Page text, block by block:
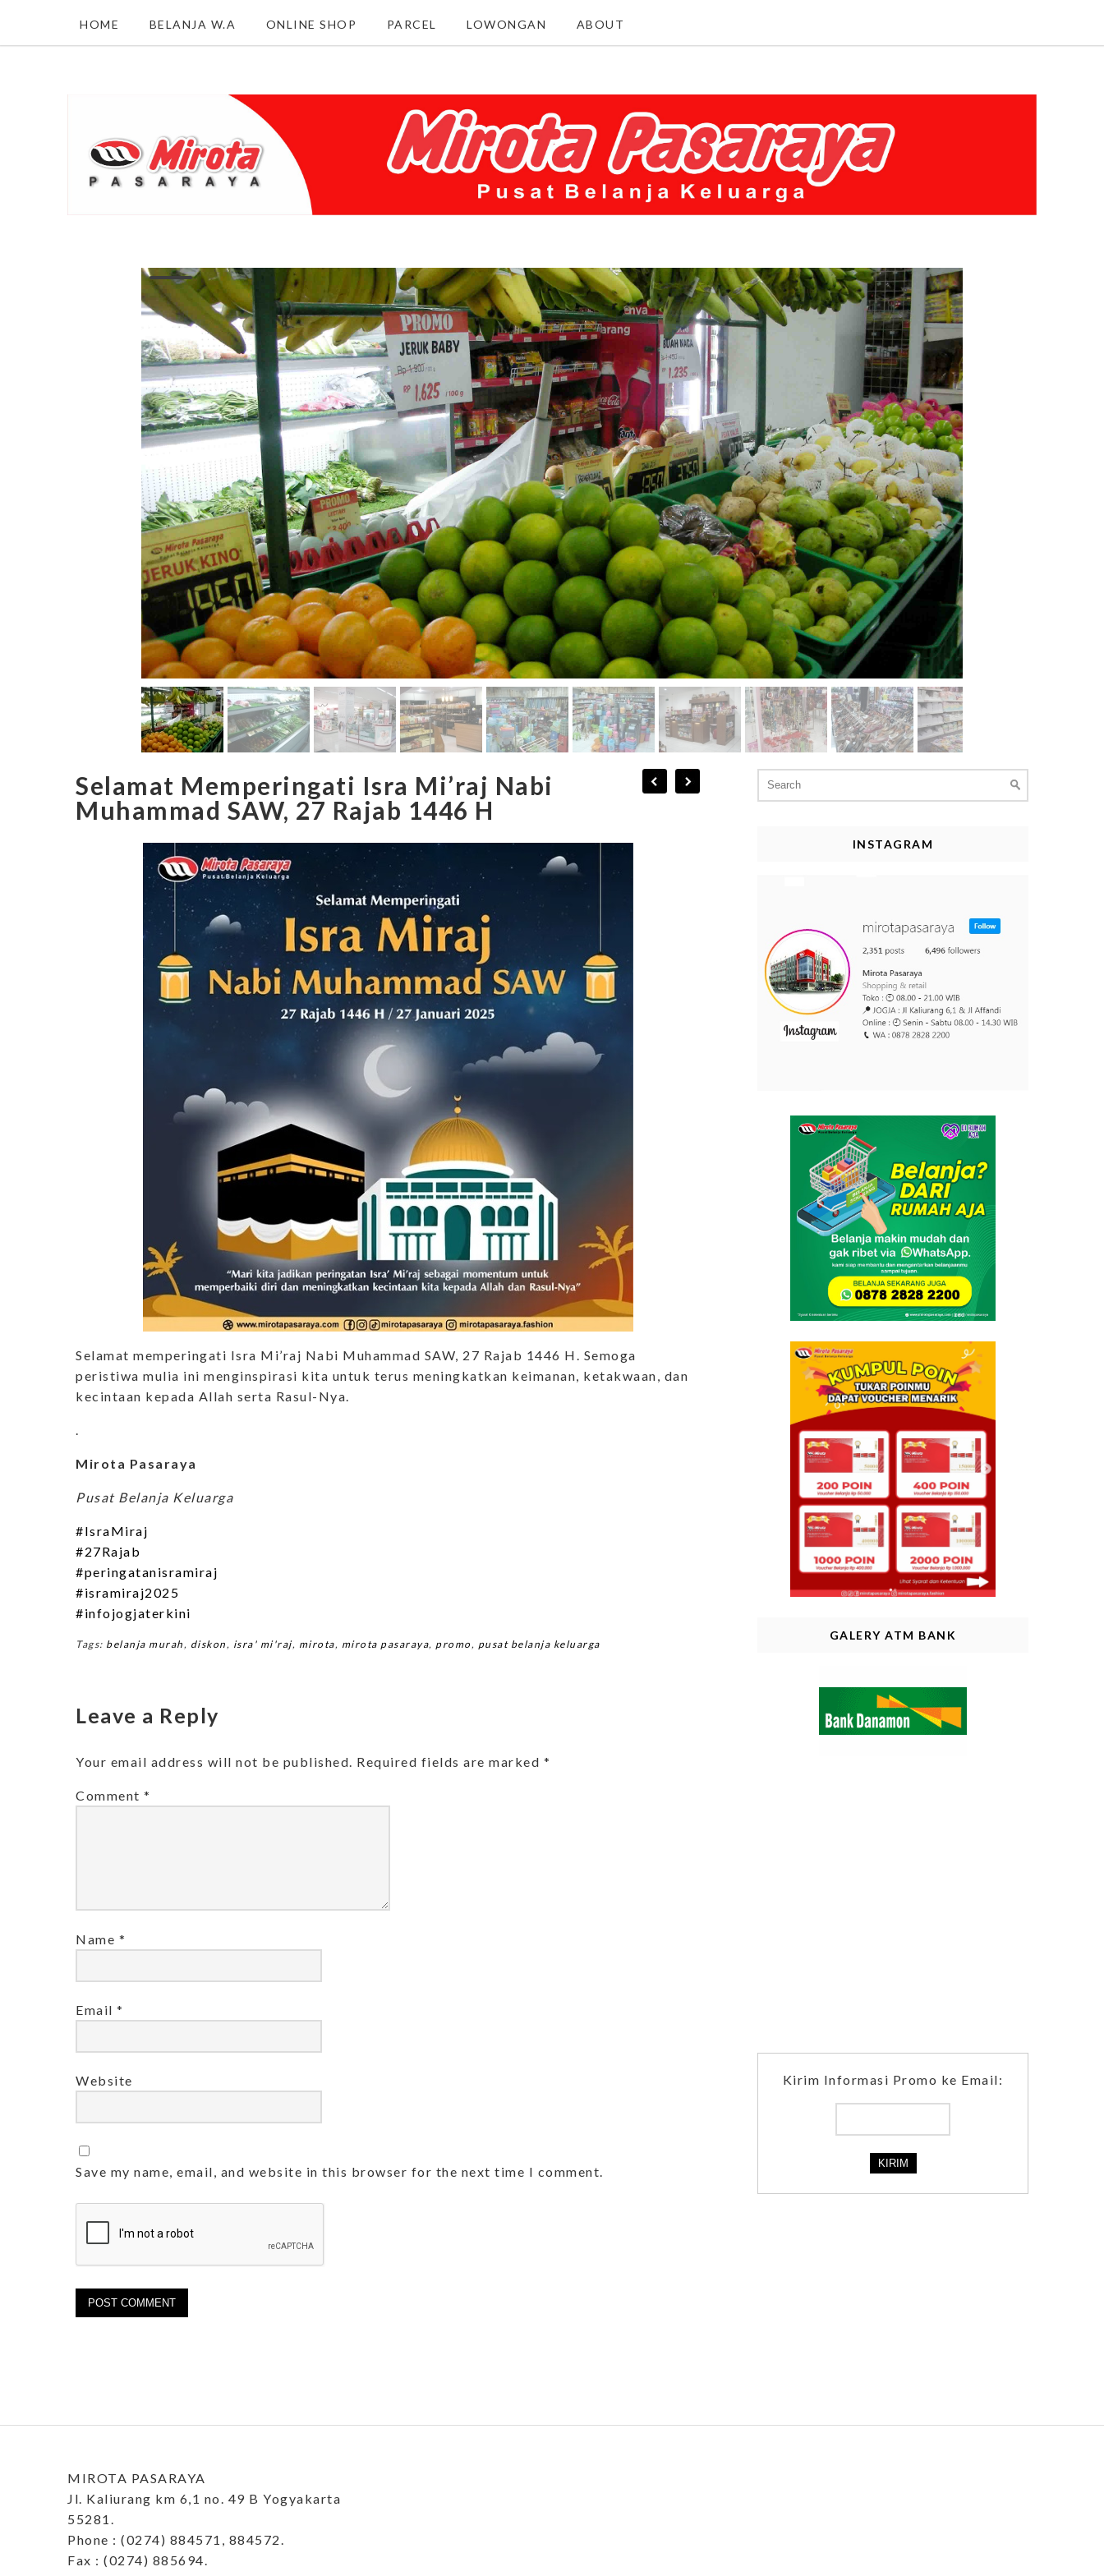
HOME BELANJA W.A ONLINE SHOP PARCEL LOWONGAN ABOUT
Selamat Memperingati Isra Mi’raj Nabi
Muhammad SAW, 27 Rajab 1446 H
Selamat memperingati Isra Mi’raj Nabi Muhammad SAW, 27 Rajab 1446 H. Semoga
peristiwa mulia ini menginspirasi kita untuk terus meningkatkan keimanan, ketakwaan, dan
kecintaan kepada Allah serta Rasul-Nya.
Mirota Pasaraya
Pusat Belanja Keluarga
#IsraMiraj
#27Rajab
#peringatanisramiraj
#isramiraj2025
#infojogjaterkini
Tags: belanja murah , diskon , isra' mi'raj, mirota, mirota pasaraya, promo , pusat belanja keluarga
Leave a Reply
Your email address will not be published. Required fields are marked *
Comment *
Name *
Email *
Website
Save my name, email, and website in this browser for the next time I comment.
for:
INSTAGRAM
GALERY ATM BANK
Kirim Informasi Promo ke Email:
MIROTA PASARAYA
Jl. Kaliurang km 6,1 no. 49 B Yogyakarta
55281.
Phone : (0274) 884571, 884572.
Fax : (0274) 885694.